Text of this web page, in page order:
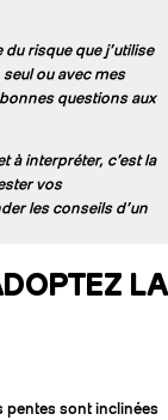
risque que j’utilise
ou avec mes
questions aux
à interpréter, c’est la
vos
les conseils d’un
LA
pentes sont inclinées